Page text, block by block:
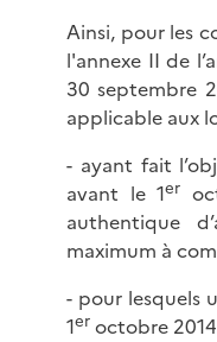
Ainsi, pour les
l'annexe II de
30 septembre
applicable aux
- ayant fait
avant le 1er
authentique
maximum à
- pour lesquels
1er octobre